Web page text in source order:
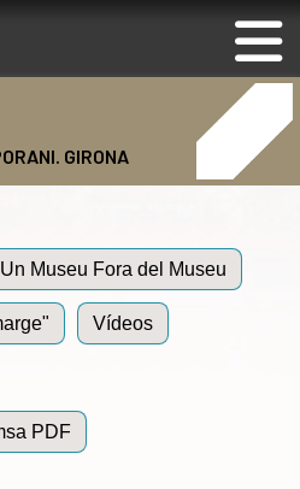
GIRONA
Un Museu Fora del Museu
Vídeos
PDF